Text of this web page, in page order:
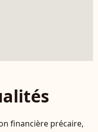
financière précaire,